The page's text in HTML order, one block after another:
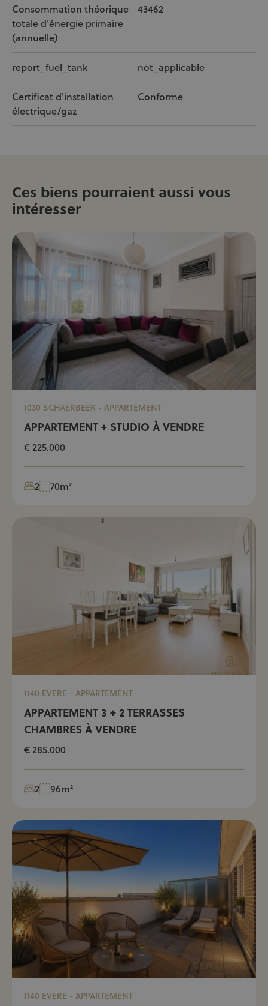
Consommation théorique
totale d’énergie primaire
(annuelle)
43462
report_fuel_tank not_applicable
Certificat d'installation
électrique/gaz
Conforme
Ces biens pourraient aussi vous
intéresser
1030 SCHAERBEEK - APPARTEMENT
APPARTEMENT + STUDIO À VENDRE
€ 225.000
2 70m²
1140 EVERE - APPARTEMENT
APPARTEMENT 3 + 2 TERRASSES
CHAMBRES À VENDRE
€ 285.000
2 96m²
1140 EVERE - APPARTEMENT